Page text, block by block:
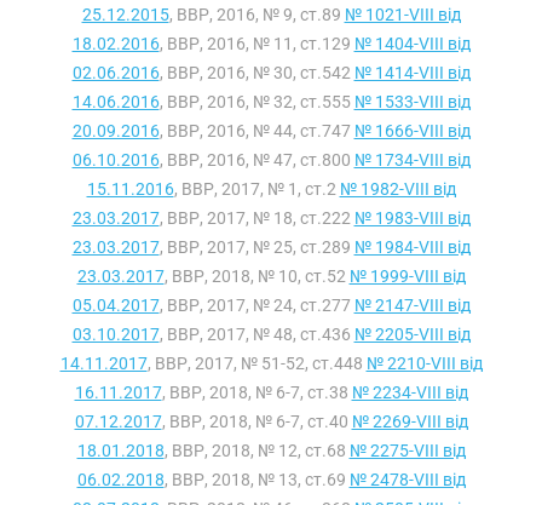
25.12.2015, ВВР, 2016, № 9, ст.89 № 1021-VIII від
18.02.2016, ВВР, 2016, № 11, ст.129 № 1404-VIII від
02.06.2016, ВВР, 2016, № 30, ст.542 № 1414-VIII від
14.06.2016, ВВР, 2016, № 32, ст.555 № 1533-VIII від
20.09.2016, ВВР, 2016, № 44, ст.747 № 1666-VIII від
06.10.2016, ВВР, 2016, № 47, ст.800 № 1734-VIII від
15.11.2016, ВВР, 2017, № 1, ст.2 № 1982-VIII від
23.03.2017, ВВР, 2017, № 18, ст.222 № 1983-VIII від
23.03.2017, ВВР, 2017, № 25, ст.289 № 1984-VIII від
23.03.2017, ВВР, 2018, № 10, ст.52 № 1999-VIII від
05.04.2017, ВВР, 2017, № 24, ст.277 № 2147-VIII від
03.10.2017, ВВР, 2017, № 48, ст.436 № 2205-VIII від
14.11.2017, ВВР, 2017, № 51-52, ст.448 № 2210-VIII від
16.11.2017, ВВР, 2018, № 6-7, ст.38 № 2234-VIII від
07.12.2017, ВВР, 2018, № 6-7, ст.40 № 2269-VIII від
18.01.2018, ВВР, 2018, № 12, ст.68 № 2275-VIII від
06.02.2018, ВВР, 2018, № 13, ст.69 № 2478-VIII від